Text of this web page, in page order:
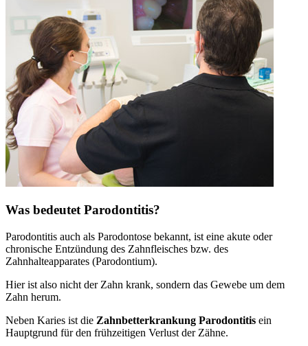
Was bedeutet Parodontitis?
Parodontitis auch als Parodontose bekannt, ist eine akute oder
chronische Entzündung des Zahnfleisches bzw. des
Zahnhalteapparates (Parodontium).
Hier ist also nicht der Zahn krank, sondern das Gewebe um dem
Zahn herum.
Neben Karies ist die Zahnbetterkrankung Parodontitis ein
Hauptgrund für den frühzeitigen Verlust der Zähne.